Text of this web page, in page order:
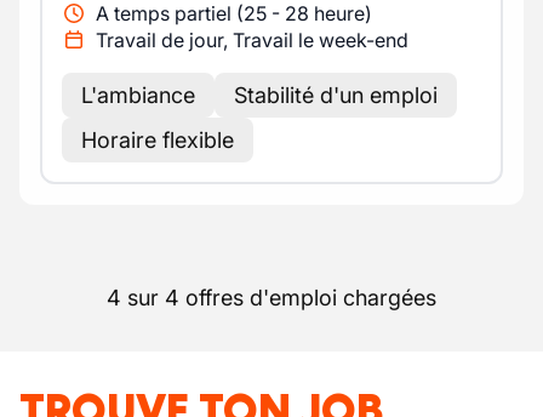
A temps partiel (25 - 28 heure)
Travail de jour, Travail le week-end
L'ambiance
Stabilité d'un emploi
Horaire flexible
4 sur 4 offres d'emploi chargées